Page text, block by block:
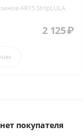
AR15 StripLULA
2 125₽
покупателя